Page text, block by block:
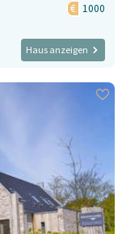
1000
Haus anzeigen